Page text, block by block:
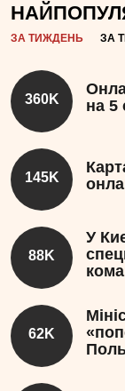
ЗА ТИЖДЕНЬ ЗА
360K
на 5
145K
88K
У
62K